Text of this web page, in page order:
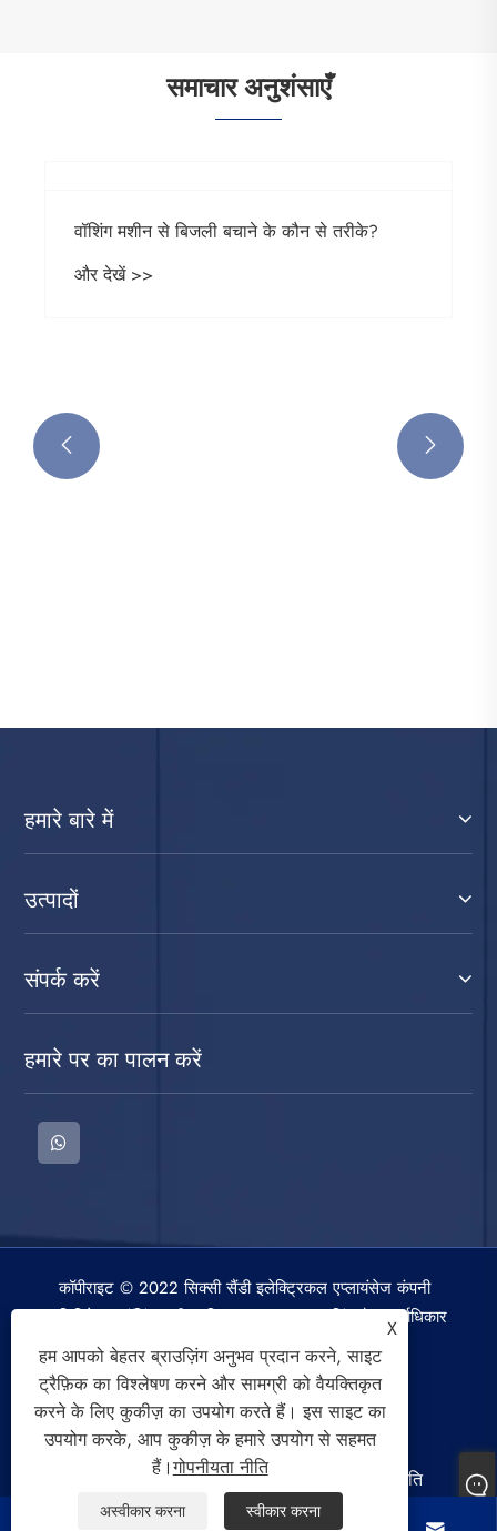
समाचार अनुशंसाएँ
 
हमारे बारे में
उत्पादों
संपर्क करें
हमारे पर का पालन करें
कॉपीराइट © 2022 सिक्सी सैंडी इलेक्ट्रिकल एप्लायंसेज कंपनी
लिमिटेड। वॉशिंग मशीन, स्पिन ड्रायर, एयर कूलिंग फैन सर्वाधिकार
सुरक्षित।
Sitemap RSS गोपनीयता नीति
X
हम आपको बेहतर ब्राउज़िंग अनुभव प्रदान करने, साइट
ट्रैफ़िक का विश्लेषण करने और सामग्री को वैयक्तिकृत
करने के लिए कुकीज़ का उपयोग करते हैं। इस साइट का
उपयोग करके, आप कुकीज़ के हमारे उपयोग से सहमत
हैं।गोपनीयता नीति
अस्वीकार करना स्वीकार करना